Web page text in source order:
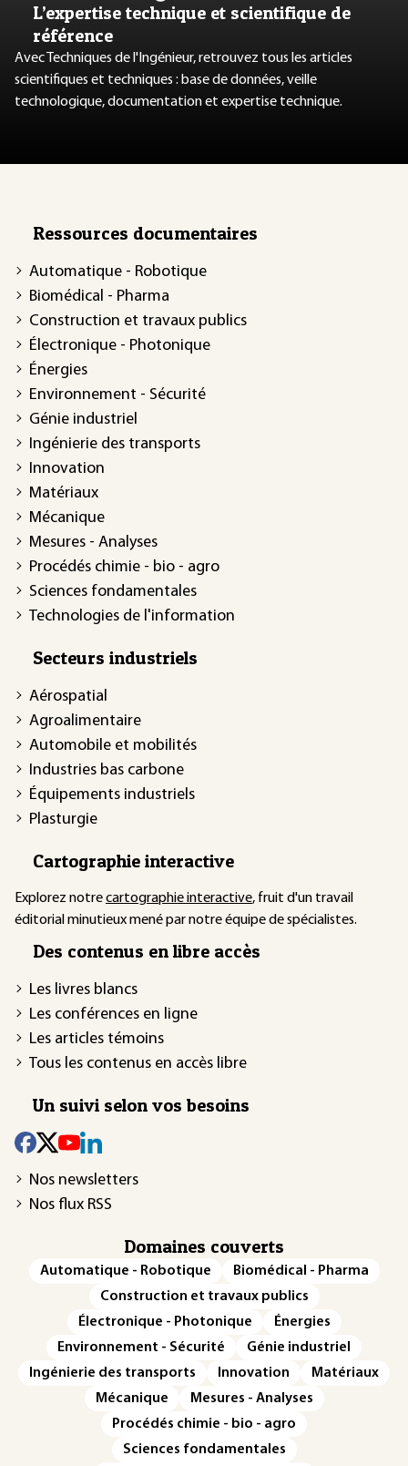
L’expertise technique et scientifique de
référence
Avec Techniques de l'Ingénieur, retrouvez tous les articles
scientifiques et techniques : base de données, veille
technologique, documentation et expertise technique.
Ressources documentaires
Automatique - Robotique
Biomédical - Pharma
Construction et travaux publics
Électronique - Photonique
Énergies
Environnement - Sécurité
Génie industriel
Ingénierie des transports
Innovation
Matériaux
Mécanique
Mesures - Analyses
Procédés chimie - bio - agro
Sciences fondamentales
Technologies de l'information
Secteurs industriels
Aérospatial
Agroalimentaire
Automobile et mobilités
Industries bas carbone
Équipements industriels
Plasturgie
Cartographie interactive
Explorez notrecartographie interactive, fruit d'un travail
éditorial minutieux mené par notre équipe de spécialistes.
Des contenus en libre accès
Les livres blancs
Les conférences en ligne
Les articles témoins
Tous les contenus en accès libre
Un suivi selon vos besoins
Nos newsletters
Nos flux RSS
Domaines couverts
Automatique - Robotique
Biomédical - Pharma
Construction et travaux publics
Électronique - Photonique
Énergies
Environnement - Sécurité
Génie industriel
Ingénierie des transports
Innovation
Matériaux
Mécanique
Mesures - Analyses
Procédés chimie - bio - agro
Sciences fondamentales